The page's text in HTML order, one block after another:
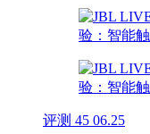
评测 45 06.25